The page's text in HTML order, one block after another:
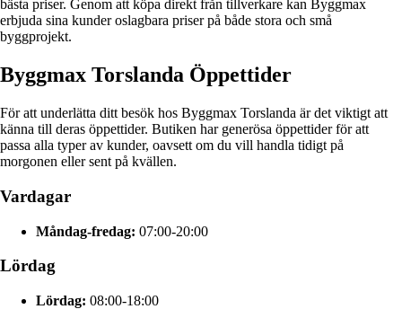
bästa priser. Genom att köpa direkt från tillverkare kan Byggmax
erbjuda sina kunder oslagbara priser på både stora och små
byggprojekt.
Byggmax Torslanda Öppettider
För att underlätta ditt besök hos Byggmax Torslanda är det viktigt att
känna till deras öppettider. Butiken har generösa öppettider för att
passa alla typer av kunder, oavsett om du vill handla tidigt på
morgonen eller sent på kvällen.
Vardagar
Måndag-fredag: 07:00-20:00
Lördag
Lördag: 08:00-18:00